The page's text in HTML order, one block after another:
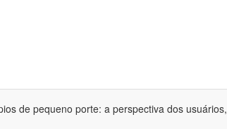
de pequeno porte: a perspectiva dos usuários,